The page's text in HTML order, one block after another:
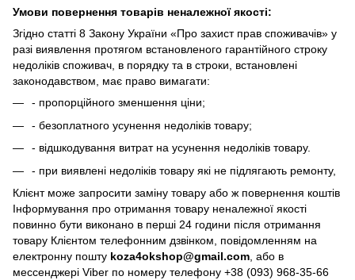
Умови повернення товарів неналежної якості:
Згідно статті 8 Закону України «Про захист прав споживачів» у
разі виявлення протягом встановленого гарантійного строку
недоліків споживач, в порядку та в строки, встановлені
законодавством, має право вимагати:
- пропорційного зменшення ціни;
- безоплатного усунення недоліків товару;
- відшкодування витрат на усунення недоліків товару.
- при виявлені недоліків товару які не підлягають ремонту,
Клієнт може запросити заміну товару або ж повернення коштів
Інформування про отримання товару неналежної якості
повинно бути виконано в перші 24 години після отримання
товару Клієнтом телефонним дзвінком, повідомленням на
електронну пошту koza4okshop@gmail.com , або в
мессенджері Viber по номеру телефону +38 (093) 968-35-66